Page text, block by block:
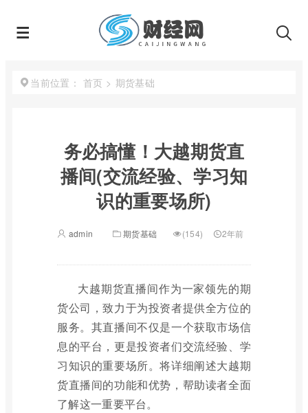
当前位置： 首页 > 期货基础
务必搞懂！大越期货直
播间(交流经验、学习知
识的重要场所)
admin 期货基础 (154) 2年前
大越期货直播间作为一家领先的期
货公司，致力于为投资者提供全方位的
服务。其直播间不仅是一个获取市场信
息的平台，更是投资者们交流经验、学
习知识的重要场所。将详细阐述大越期
货直播间的功能和优势，帮助读者全面
了解这一重要平台。